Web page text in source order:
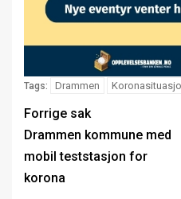
Tags: Drammen
Forrige sak
Drammen kommune med
mobil teststasjon for
korona